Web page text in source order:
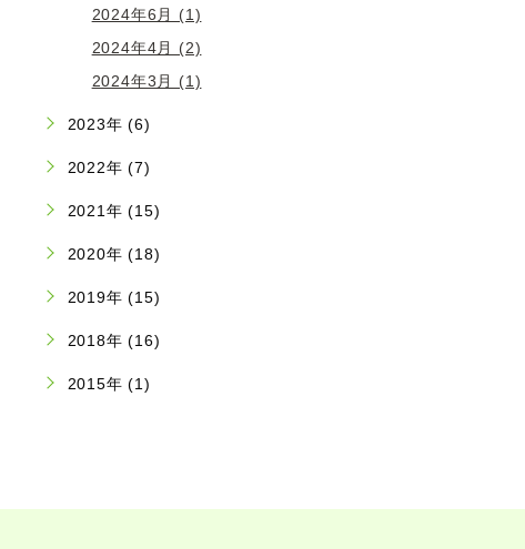
2024年6月 (1)
2024年4月 (2)
2024年3月 (1)
2023年 (6)
2022年 (7)
2021年 (15)
2020年 (18)
2019年 (15)
2018年 (16)
2015年 (1)